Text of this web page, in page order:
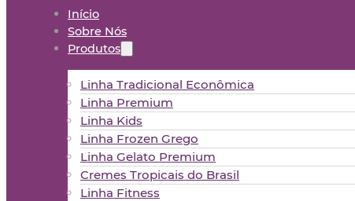
Início
Sobre Nós
Produtos
Linha Tradicional Econômica
Linha Premium
Linha Kids
Linha Frozen Grego
Linha Gelato Premium
Cremes Tropicais do Brasil
Linha Fitness